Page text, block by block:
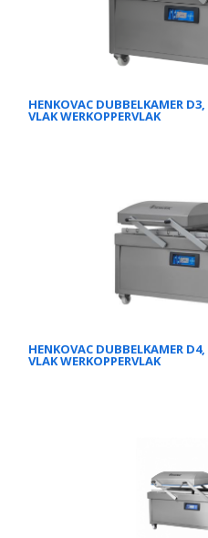
HENKOVAC DUBBELKAMER D3,
VLAK WERKOPPERVLAK
HENKOVAC DUBBELKAMER D4,
VLAK WERKOPPERVLAK